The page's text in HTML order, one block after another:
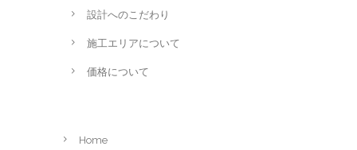
設計へのこだわり
施工エリアについて
価格について
Home